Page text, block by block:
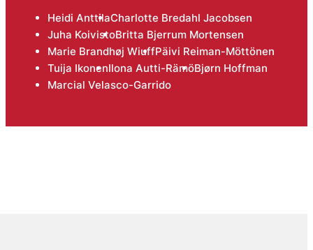
Heidi AnttilaCharlotte Bredahl Jacobsen
Juha KoivistoBritta Bjerrum Mortensen
Marie Brandhøj WiuffPäivi Reiman-Möttönen
Tuija IkonenIlona Autti-RämöBjørn Hoffman
Marcial Velasco-Garrido